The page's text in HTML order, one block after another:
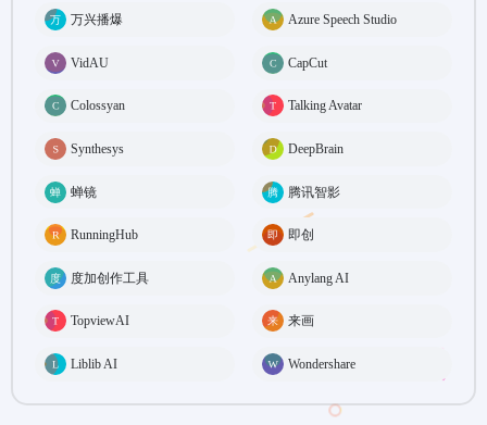
万兴播爆 Azure Speech Studio
VidAU CapCut
Colossyan Talking Avatar
Synthesys DeepBrain
蝉镜 腾讯智影
RunningHub 即创
度加创作工具 Anylang AI
TopviewAI 来画
Liblib AI Wondershare